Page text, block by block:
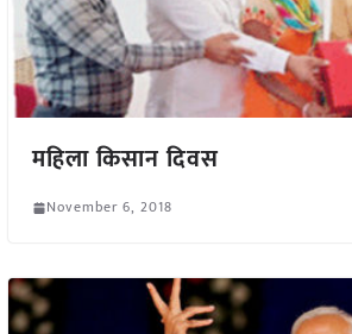
महिला किसान दिवस
November 6, 2018